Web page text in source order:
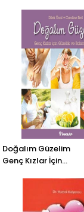
Doğalım Güzelim
Genç Kızlar İçin